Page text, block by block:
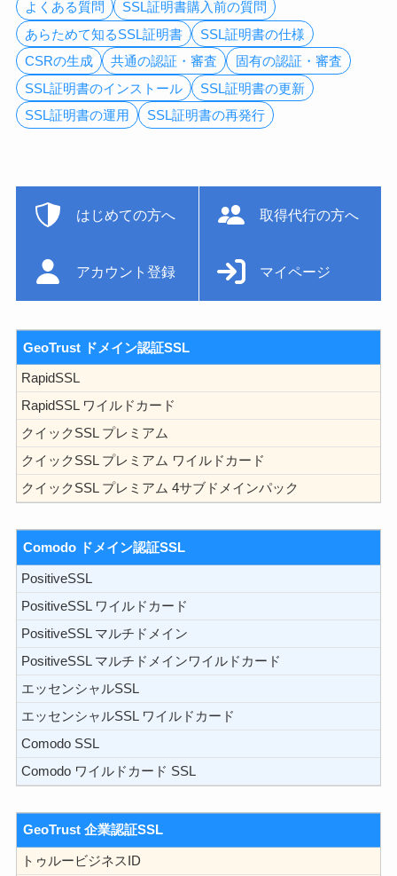
よくある質問
SSL証明書購入前の質問
あらためて知るSSL証明書
SSL証明書の仕様
CSRの生成
共通の認証・審査
固有の認証・審査
SSL証明書のインストール
SSL証明書の更新
SSL証明書の運用
SSL証明書の再発行
はじめての方へ 取得代行の方へ
アカウント登録 マイページ
GeoTrust ドメイン認証SSL
RapidSSL
RapidSSL ワイルドカード
クイックSSL プレミアム
クイックSSL プレミアム ワイルドカード
クイックSSL プレミアム 4サブドメインパック
Comodo ドメイン認証SSL
PositiveSSL
PositiveSSL ワイルドカード
PositiveSSL マルチドメイン
PositiveSSL マルチドメインワイルドカード
エッセンシャルSSL
エッセンシャルSSL ワイルドカード
Comodo SSL
Comodo ワイルドカード SSL
GeoTrust 企業認証SSL
トゥルービジネスID